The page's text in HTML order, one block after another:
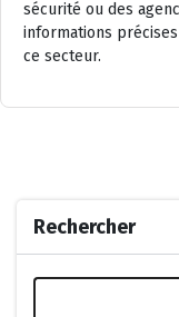
sécurité ou des
informations
ce secteur.
Rechercher